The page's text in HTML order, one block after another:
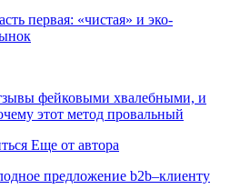
первая: «чистая» и эко-
фейковыми хвалебными, и
этот метод провальный
Еще от автора
предложение b2b–клиенту